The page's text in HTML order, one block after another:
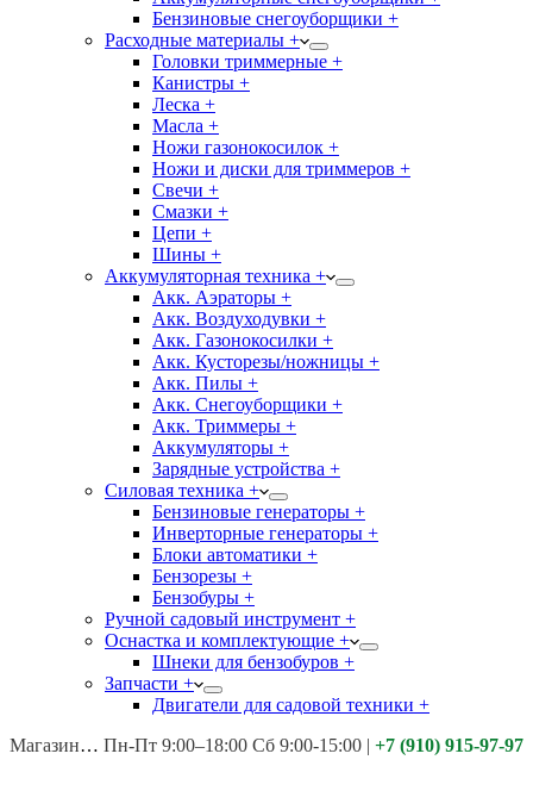
Бензиновые снегоуборщики +
Расходные материалы +
Головки триммерные +
Канистры +
Леска +
Масла +
Ножи газонокосилок +
Ножи и диски для триммеров +
Свечи +
Смазки +
Цепи +
Шины +
Аккумуляторная техника +
Акк. Аэраторы +
Акк. Воздуходувки +
Акк. Газонокосилки +
Акк. Кусторезы/ножницы +
Акк. Пилы +
Акк. Снегоуборщики +
Акк. Триммеры +
Аккумуляторы +
Зарядные устройства +
Силовая техника +
Бензиновые генераторы +
Инверторные генераторы +
Блоки автоматики +
Бензорезы +
Бензобуры +
Ручной садовый инструмент +
Оснастка и комплектующие +
Шнеки для бензобуров +
Запчасти +
Двигатели для садовой техники +
Магазины: Калуга ул. Московская д.113
Пн-Пт 9:00–18:00 Сб 9:00-15:00 | +7 (910) 915-97-97